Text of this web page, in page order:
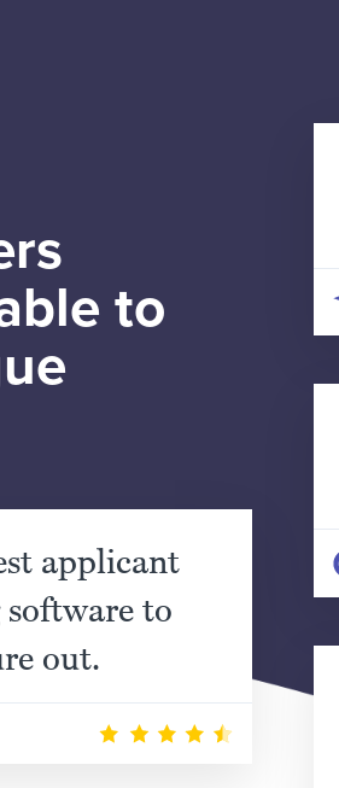
to
applicant
to
out.